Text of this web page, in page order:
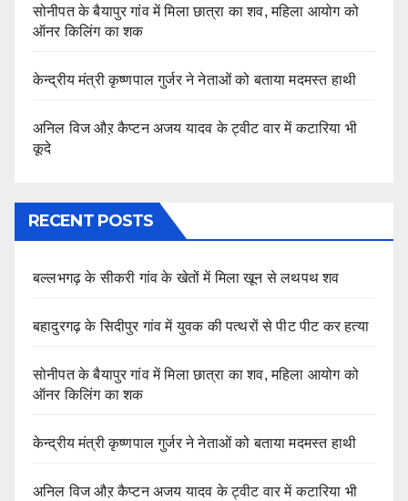
सोनीपत के बैयापुर गांव में मिला छात्रा का शव, महिला आयोग को
ऑनर किलिंग का शक
केन्द्रीय मंत्री कृष्णपाल गुर्जर ने नेताओं को बताया मदमस्त हाथी
अनिल विज औऱ कैप्टन अजय यादव के ट्वीट वार में कटारिया भी
कूदे
RECENT POSTS
बल्लभगढ़ के सीकरी गांव के खेतों में मिला खून से लथपथ शव
बहादुरगढ़ के सिदीपुर गांव में युवक की पत्थरों से पीट पीट कर हत्या
सोनीपत के बैयापुर गांव में मिला छात्रा का शव, महिला आयोग को
ऑनर किलिंग का शक
केन्द्रीय मंत्री कृष्णपाल गुर्जर ने नेताओं को बताया मदमस्त हाथी
अनिल विज औऱ कैप्टन अजय यादव के ट्वीट वार में कटारिया भी